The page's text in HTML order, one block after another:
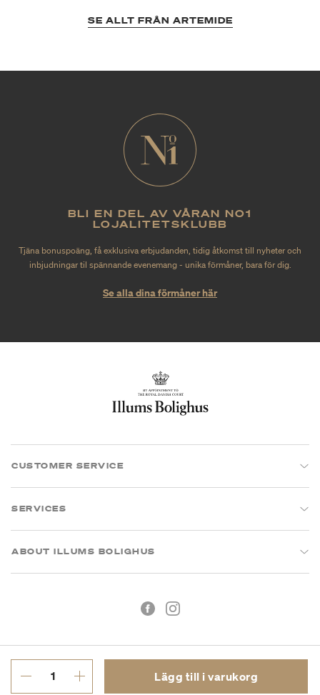
Lägg till i varukorg
SE ALLT FRÅN ARTEMIDE
BLI EN DEL AV VÅRAN NO1
LOJALITETSKLUBB
Tjäna bonuspoäng, få exklusiva erbjudanden, tidig åtkomst till nyheter och
inbjudningar til spännande evenemang - unika förmåner, bara för dig.
Se alla dina förmåner här
CUSTOMER SERVICE
SERVICES
ABOUT ILLUMS BOLIGHUS